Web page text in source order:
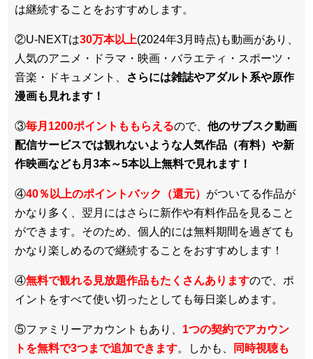
は継続することをおすすめします。
②U-NEXTは30万本以上(2024年3月時点)も動画があり、
人気のアニメ・ドラマ・映画・バラエティ・スポーツ・
音楽・ドキュメント、
さらには雑誌やアダルト系や原作
漫画も見れます！
③毎月1200ポイントももらえるので、 他のサブスク動画
配信サービスでは観れないような人気作品（有料）や新
作映画なども月3本～5本以上無料で見れます！
④40％以上のポイントバック（還元） がついてる作品が
かなり多く、翌月にはさらに新作や有料作品を見ること
ができます。そのため、個人的には無料期間を過ぎても
かなり楽しめるので継続することをおすすめします！
④無料で観れる見放題作品もたくさんありますので、ポ
イントをすべて使い切ったとしても毎日楽しめます。
⑤ファミリーアカウントもあり、 1つの契約でアカウン
トを無料で3つまで追加できます。しかも、
同時視聴も